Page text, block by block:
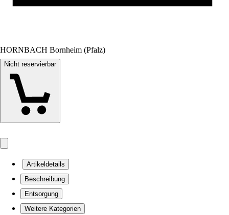
HORNBACH Bornheim (Pfalz)
Nicht reservierbar
Artikeldetails
Beschreibung
Entsorgung
Weitere Kategorien